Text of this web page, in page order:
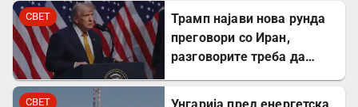
во Краснодар
СВЕТ
Трамп најави нова рунда
преговори со Иран,
разговорите треба да
СВЕТ